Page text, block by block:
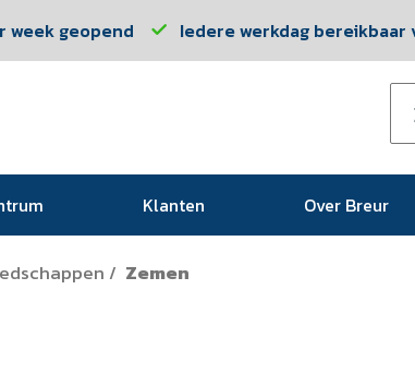
week geopend Iedere werkdag bereikbaar
Klanten Over Breur
/ Zemen